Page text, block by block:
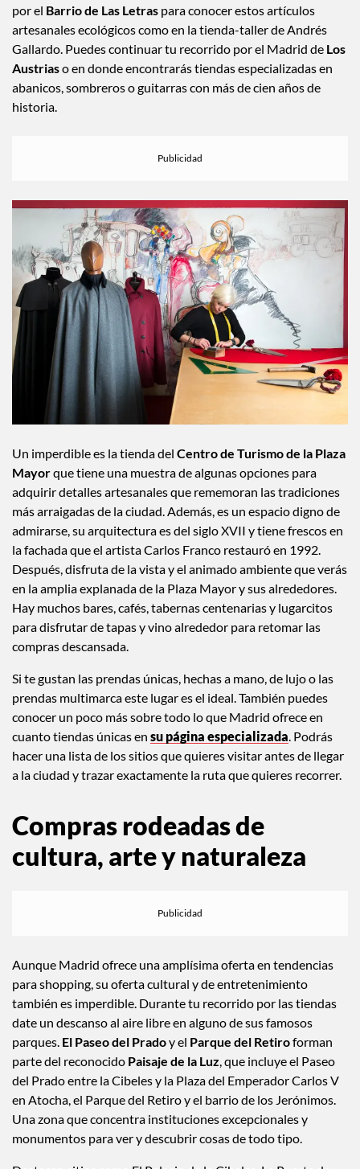
por el Barrio de Las Letras para conocer estos artículos
artesanales ecológicos como en la tienda-taller de Andrés
Gallardo. Puedes continuar tu recorrido por el Madrid de Los
Austriaso en donde encontrarás tiendas especializadas en
abanicos, sombreros o guitarras con más de cien años de
historia.
Un imperdible es la tienda del Centro de Turismo de la Plaza
Mayorque tiene una muestra de algunas opciones para
adquirir detalles artesanales que rememoran las tradiciones
más arraigadas de la ciudad. Además, es un espacio digno de
admirarse, su arquitectura es del siglo XVII y tiene frescos en
la fachada que el artista Carlos Franco restauró en 1992.
Después, disfruta de la vista y el animado ambiente que verás
en la amplia explanada de la Plaza Mayor y sus alrededores.
Hay muchos bares, cafés, tabernas centenarias y lugarcitos
para disfrutar de tapas y vino alrededor para retomar las
compras descansada.
Si te gustan las prendas únicas, hechas a mano, de lujo o las
prendas multimarca este lugar es el ideal. También puedes
conocer un poco más sobre todo lo que Madrid ofrece en
cuanto tiendas únicas en su página especializada. Podrás
hacer una lista de los sitios que quieres visitar antes de llegar
a la ciudad y trazar exactamente la ruta que quieres recorrer.
Compras rodeadas de
cultura, arte y naturaleza
Aunque Madrid ofrece una amplísima oferta en tendencias
para shopping, su oferta cultural y de entretenimiento
también es imperdible. Durante tu recorrido por las tiendas
date un descanso al aire libre en alguno de sus famosos
parques. El Paseo del Pradoy el Parque del Retiroforman
parte del reconocido Paisaje de la Luz, que incluye el Paseo
del Prado entre la Cibeles y la Plaza del Emperador Carlos V
en Atocha, el Parque del Retiro y el barrio de los Jerónimos.
Una zona que concentra instituciones excepcionales y
monumentos para ver y descubrir cosas de todo tipo.